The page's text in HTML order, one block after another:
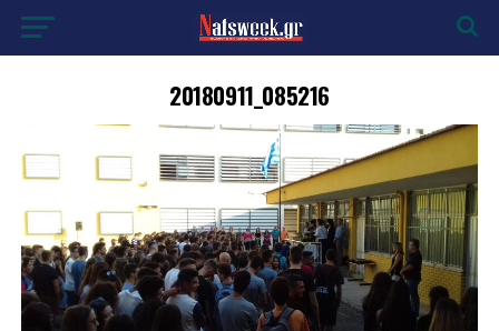
20180911_085216